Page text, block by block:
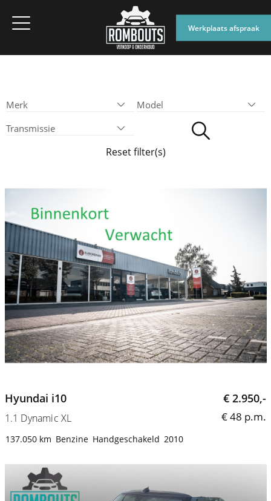
Werkplaats afspraak
Reset filter(s)
Hyundai i10
1.1 Dynamic XL
€ 2.950,-
€ 48 p.m.
137.050 km Benzine Handgeschakeld 2010